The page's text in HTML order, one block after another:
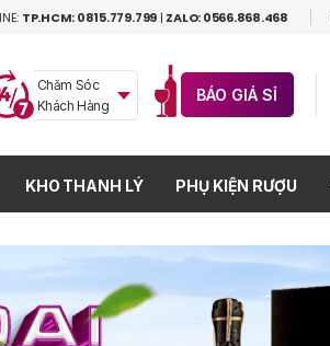
TP.HCM: 0815.779.799 | ZALO: 0566.868.468
BÁO GIÁ SỈ
Chăm Sóc
Khách Hàng
KHO THANH LÝ PHỤ KIỆN RƯỢU